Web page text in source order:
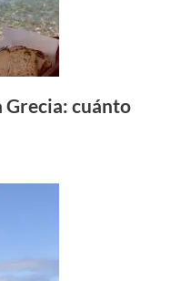
Grecia: cuánto